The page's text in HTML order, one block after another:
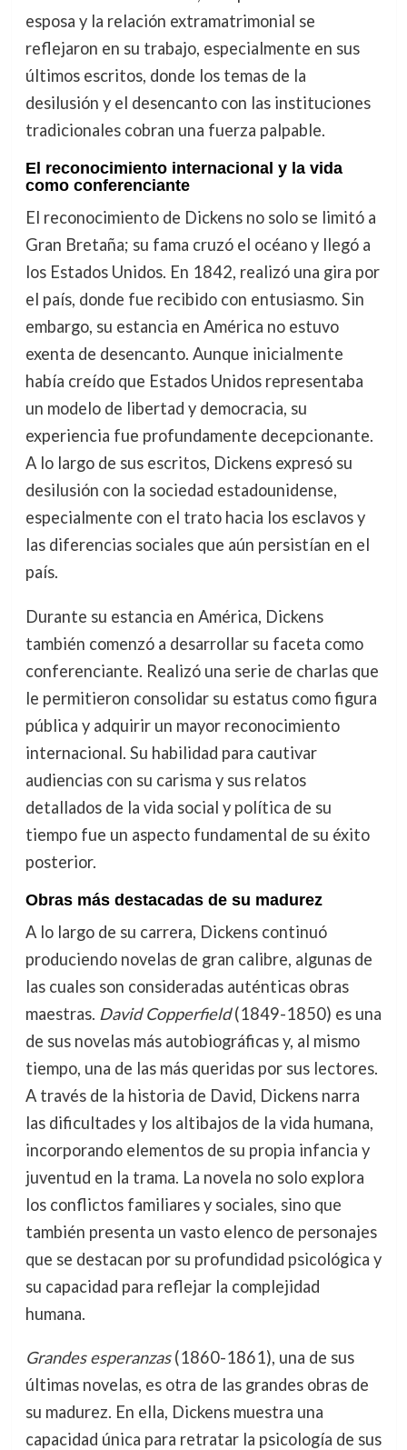
esposa y la relación extramatrimonial se
reflejaron en su trabajo, especialmente en sus
últimos escritos, donde los temas de la
desilusión y el desencanto con las instituciones
tradicionales cobran una fuerza palpable.
El reconocimiento internacional y la vida
como conferenciante
El reconocimiento de Dickens no solo se limitó a
Gran Bretaña; su fama cruzó el océano y llegó a
los Estados Unidos. En 1842, realizó una gira por
el país, donde fue recibido con entusiasmo. Sin
embargo, su estancia en América no estuvo
exenta de desencanto. Aunque inicialmente
había creído que Estados Unidos representaba
un modelo de libertad y democracia, su
experiencia fue profundamente decepcionante.
A lo largo de sus escritos, Dickens expresó su
desilusión con la sociedad estadounidense,
especialmente con el trato hacia los esclavos y
las diferencias sociales que aún persistían en el
país.
Durante su estancia en América, Dickens
también comenzó a desarrollar su faceta como
conferenciante. Realizó una serie de charlas que
le permitieron consolidar su estatus como figura
pública y adquirir un mayor reconocimiento
internacional. Su habilidad para cautivar
audiencias con su carisma y sus relatos
detallados de la vida social y política de su
tiempo fue un aspecto fundamental de su éxito
posterior.
Obras más destacadas de su madurez
A lo largo de su carrera, Dickens continuó
produciendo novelas de gran calibre, algunas de
las cuales son consideradas auténticas obras
maestras. David Copperfield(1849-1850) es una
de sus novelas más autobiográficas y, al mismo
tiempo, una de las más queridas por sus lectores.
A través de la historia de David, Dickens narra
las dificultades y los altibajos de la vida humana,
incorporando elementos de su propia infancia y
juventud en la trama. La novela no solo explora
los conflictos familiares y sociales, sino que
también presenta un vasto elenco de personajes
que se destacan por su profundidad psicológica y
su capacidad para reflejar la complejidad
humana.
Grandes esperanzas(1860-1861), una de sus
últimas novelas, es otra de las grandes obras de
su madurez. En ella, Dickens muestra una
capacidad única para retratar la psicología de sus